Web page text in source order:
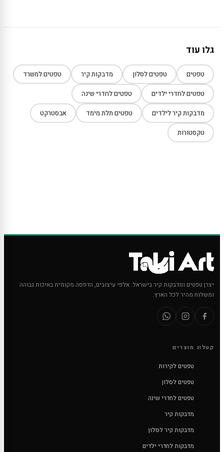
גלו עוד
טפטים טפטים לסלון מדבקות קיר טפטים למשרד
טפטים לחדרי ילדים טפטים לחדרי שינה
מדבקות קיר לילדים טפטים תלת מימד אבסטרקט
טקסטורות
יצרן טפטים ומדבקות קיר בישראל. אלפי עיצובים, הדפסה מקומית באיכות גבוהה
ומשלוח מהיר לכל הארץ.
קטלוג מוצרים
טפטים לקירות
טפטים לסלון
טפטים לחדרי שינה
מדבקות קיר
מדבקות קיר לסלון
מדבקות לחדרי ילדים